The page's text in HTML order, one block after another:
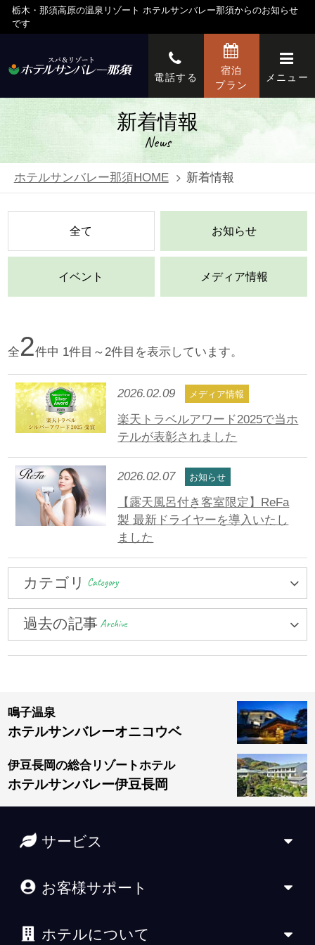
栃木・那須高原の温泉リゾート ホテルサンバレー那須からのお知らせ
です
電話する
宿泊
プラン
メニュー
新着情報
News
ホテルサンバレー那須HOME 新着情報
全て お知らせ
イベント メディア情報
全2件中 1件目～2件目を表示しています。
2026.02.09 メディア情報
楽天トラベルアワード2025で当ホ
テルが表彰されました
2026.02.07 お知らせ
【露天風呂付き客室限定】ReFa
製 最新ドライヤーを導入いたし
ました
カテゴリ Category
過去の記事 Archive
鳴子温泉
ホテルサンバレーオニコウベ
伊豆長岡の総合リゾートホテル
ホテルサンバレー伊豆長岡
サービス
お客様サポート
ホテルについて